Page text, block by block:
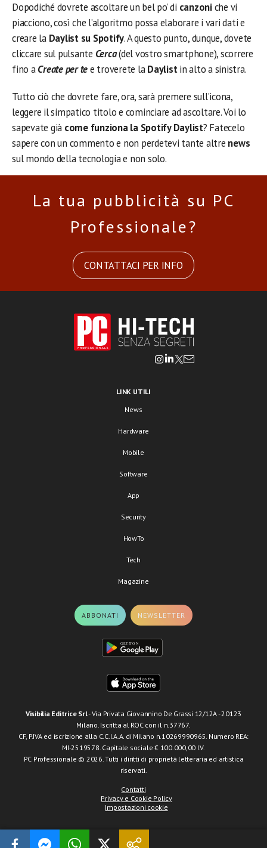
Dopodiché dovrete ascoltare un bel po’ di canzoniche vi
piacciono, così che l’algoritmo possa elaborare i vari dati e
creare la Daylist su Spotify. A questo punto, dunque, dovete
cliccare sul pulsante Cerca(del vostro smartphone), scorrere
fino aCreate per tee troverete laDaylistin alto a sinistra.
Tutto ciò che dovrete fare, ora, sarà premere sull’icona,
leggere il simpatico titolo e cominciare ad ascoltare. Voi lo
sapevate già come funziona la Spotify Daylist? Fatecelo
sapere con un commento e non perdetevi tante altre news
sul mondo della tecnologia e non solo.
La tua pubblicità su PC
Professionale?
CONTATTACI PER INFO
LINK UTILI
News
Hardware
Mobile
Software
App
Security
HowTo
Tech
Magazine
ABBONATI NEWSLETTER
Visibilia Editrice Srl- Via Privata Giovannino De Grassi 12/12A - 20123
Milano. Iscritta al ROC con il n.37767.
CF, P.IVA ed iscrizione alla C.C.I.A.A. di Milano n.10269990965. Numero REA:
MI-2519578. Capitale sociale € 100.000,00 I.V.
PC Professionale © 2026. Tutti i diritti di proprietà letteraria ed artistica
riservati.
Contatti
Privacy e Cookie Policy
Impostazioni cookie